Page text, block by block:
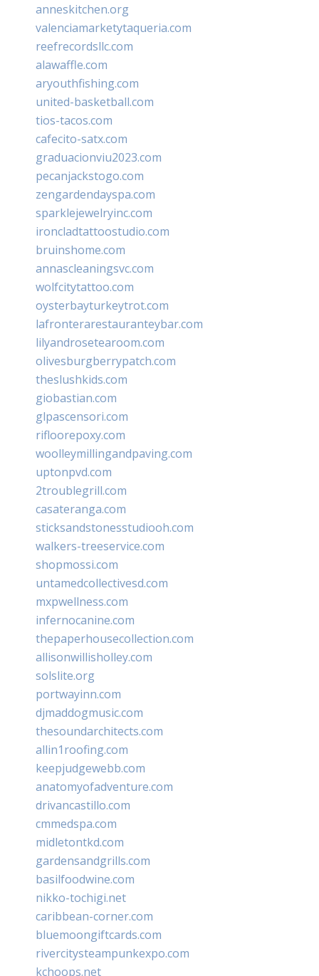
anneskitchen.org
valenciamarketytaqueria.com
reefrecordsllc.com
alawaffle.com
aryouthfishing.com
united-basketball.com
tios-tacos.com
cafecito-satx.com
graduacionviu2023.com
pecanjackstogo.com
zengardendayspa.com
sparklejewelryinc.com
ironcladtattoostudio.com
bruinshome.com
annascleaningsvc.com
wolfcitytattoo.com
oysterbayturkeytrot.com
lafronterarestauranteybar.com
lilyandrosetearoom.com
olivesburgberrypatch.com
theslushkids.com
giobastian.com
glpascensori.com
rifloorepoxy.com
woolleymillingandpaving.com
uptonpvd.com
2troublegrill.com
casateranga.com
sticksandstonesstudiooh.com
walkers-treeservice.com
shopmossi.com
untamedcollectivesd.com
mxpwellness.com
infernocanine.com
thepaperhousecollection.com
allisonwillisholley.com
solslite.org
portwayinn.com
djmaddogmusic.com
thesoundarchitects.com
allin1roofing.com
keepjudgewebb.com
anatomyofadventure.com
drivancastillo.com
cmmedspa.com
midletontkd.com
gardensandgrills.com
basilfoodwine.com
nikko-tochigi.net
caribbean-corner.com
bluemoongiftcards.com
rivercitysteampunkexpo.com
kchoops.net